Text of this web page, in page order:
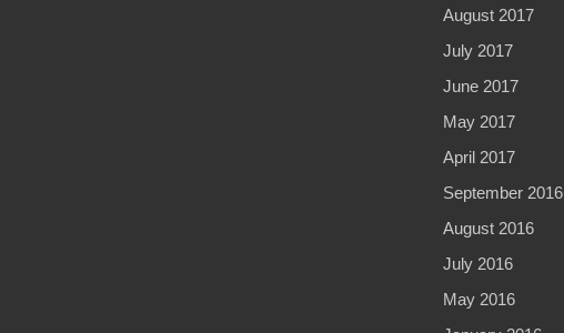
August 2017
July 2017
June 2017
May 2017
April 2017
September 2016
August 2016
July 2016
May 2016